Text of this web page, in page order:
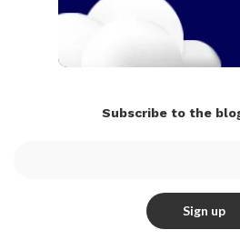
Subscribe to the